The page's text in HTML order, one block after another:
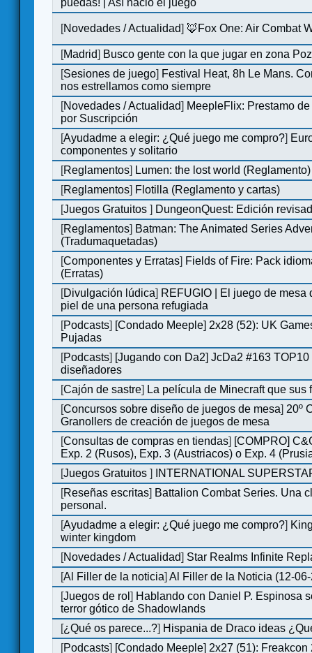
puedas! | Así nació el juego
[Novedades / Actualidad] 🦊Fox One: Air Combat
[Madrid] Busco gente con la que jugar en zona
[Sesiones de juego] Festival Heat, 8h Le Mans.
nos estrellamos como siempre
[Novedades / Actualidad] MeepleFlix: Prestamo
por Suscripción
[Ayudadme a elegir: ¿Qué juego me compro?]
componentes y solitario
[Reglamentos] Lumen: the lost world (Reglamento)
[Reglamentos] Flotilla (Reglamento y cartas)
[Juegos Gratuitos] DungeonQuest: Edición
[Reglamentos] Batman: The Animated Series
(Tradumaquetadas)
[Componentes y Erratas] Fields of Fire: Pack
(Erratas)
[Divulgación lúdica] REFUGIO | El juego de mesa
piel de una persona refugiada
[Podcasts] [Condado Meeple] 2x28 (52): UK
Pujadas
[Podcasts] [Jugando con Da2] JcDa2 #163
diseñadores
[Cajón de sastre] La película de Minecraft que sus
[Concursos sobre diseño de juegos de mesa] 20º
Granollers de creación de juegos de mesa
[Consultas de compras en tiendas] [COMPRO]
Exp. 2 (Rusos), Exp. 3 (Austriacos) o Exp. 4
[Juegos Gratuitos]
INTERNATIONAL
[Reseñas escritas] Battalion Combat Series. Una
personal.
[Ayudadme a elegir: ¿Qué juego me compro?]
winter kingdom
[Novedades / Actualidad] Star Realms Infinite
[Al Filler de la noticia]Al Filler de la Noticia (12-
[Juegos de rol] Hablando con Daniel P. Espinosa
terror gótico de Shadowlands
[¿Qué os parece...?] Hispania de Draco ideas
[Podcasts] [Condado Meeple] 2x27 (51): Freakcon